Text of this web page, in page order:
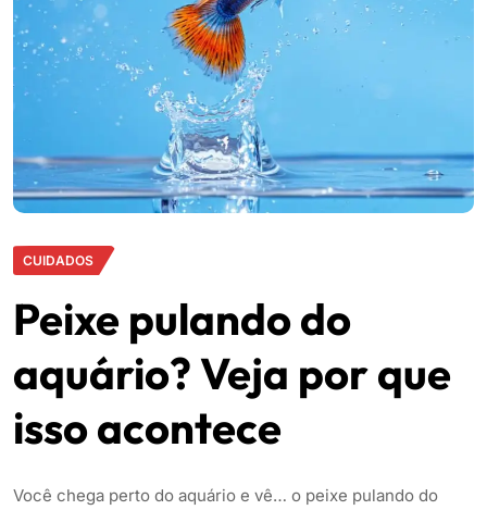
CUIDADOS
Peixe pulando do
aquário? Veja por que
isso acontece
Você chega perto do aquário e vê… o peixe pulando do